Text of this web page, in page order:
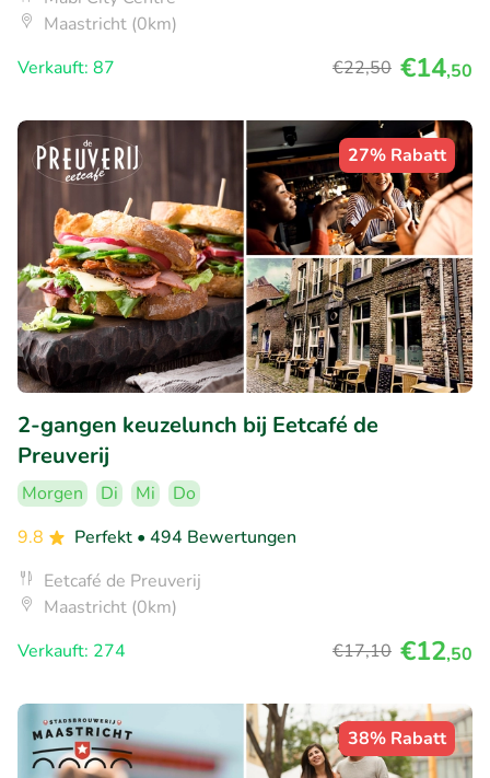
Maastricht (0km)
Verkauft: 87
€22,50 €14,50
27% Rabatt
2-gangen keuzelunch bij Eetcafé de
Preuverij
Morgen Di Mi
Do
9.8
Perfekt • 494 Bewertungen
Eetcafé de Preuverij
Maastricht (0km)
Verkauft: 274
€17,10 €12,50
38% Rabatt